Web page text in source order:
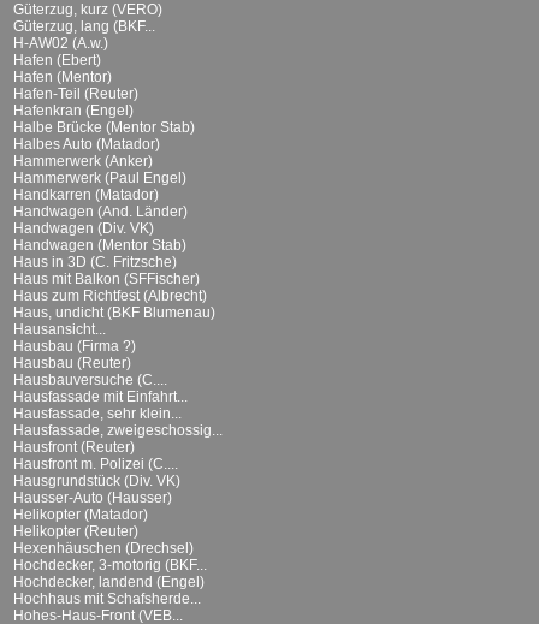
Güterzug, kurz (VERO)
Güterzug, lang (BKF...
H-AW02 (A.w.)
Hafen (Ebert)
Hafen (Mentor)
Hafen-Teil (Reuter)
Hafenkran (Engel)
Halbe Brücke (Mentor Stab)
Halbes Auto (Matador)
Hammerwerk (Anker)
Hammerwerk (Paul Engel)
Handkarren (Matador)
Handwagen (And. Länder)
Handwagen (Div. VK)
Handwagen (Mentor Stab)
Haus in 3D (C. Fritzsche)
Haus mit Balkon (SFFischer)
Haus zum Richtfest (Albrecht)
Haus, undicht (BKF Blumenau)
Hausansicht...
Hausbau (Firma ?)
Hausbau (Reuter)
Hausbauversuche (C....
Hausfassade mit Einfahrt...
Hausfassade, sehr klein...
Hausfassade, zweigeschossig...
Hausfront (Reuter)
Hausfront m. Polizei (C....
Hausgrundstück (Div. VK)
Hausser-Auto (Hausser)
Helikopter (Matador)
Helikopter (Reuter)
Hexenhäuschen (Drechsel)
Hochdecker, 3-motorig (BKF...
Hochdecker, landend (Engel)
Hochhaus mit Schafsherde...
Hohes-Haus-Front (VEB...